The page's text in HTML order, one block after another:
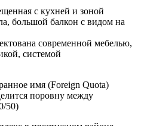
с кухней и зоной
большой балкон с видом на
современной мебелью,
системой
имя (Foreign Quota)
поровну между
50)